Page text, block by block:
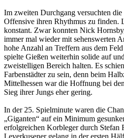
Im zweiten Durchgang versuchten
Offensive ihren Rhythmus zu finden.
konstant. Zwar konnten Nick
immer mal wieder mit sehenswerten
hohe Anzahl an Treffern aus dem
spielte Gießen weiterhin solide auf
zweistelligen Bereich halten. Es
Farbenstädter zu sein, denn beim
Mittelhessen war die Hoffnung bei
Sieg ihrer Jungs eher gering.
In der 25. Spielminute waren die
„Giganten“ auf ein Minimum
erfolgreichen Korbleger durch Stefan